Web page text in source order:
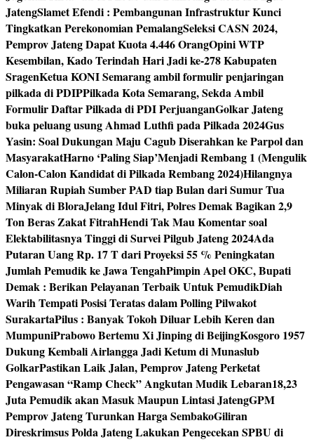
JatengSlamet Efendi : Pembangunan Infrastruktur Kunci
Tingkatkan Perekonomian PemalangSeleksi CASN 2024,
Pemprov Jateng Dapat Kuota 4.446 OrangOpini WTP
Kesembilan, Kado Terindah Hari Jadi ke-278 Kabupaten
SragenKetua KONI Semarang ambil formulir penjaringan
pilkada di PDIPPilkada Kota Semarang, Sekda Ambil
Formulir Daftar Pilkada di PDI PerjuanganGolkar Jateng
buka peluang usung Ahmad Luthfi pada Pilkada 2024Gus
Yasin: Soal Dukungan Maju Cagub Diserahkan ke Parpol dan
MasyarakatHarno ‘Paling Siap’Menjadi Rembang 1 (Mengulik
Calon-Calon Kandidat di Pilkada Rembang 2024)Hilangnya
Miliaran Rupiah Sumber PAD tiap Bulan dari Sumur Tua
Minyak di BloraJelang Idul Fitri, Polres Demak Bagikan 2,9
Ton Beras Zakat FitrahHendi Tak Mau Komentar soal
Elektabilitasnya Tinggi di Survei Pilgub Jateng 2024Ada
Putaran Uang Rp. 17 T dari Proyeksi 55 % Peningkatan
Jumlah Pemudik ke Jawa TengahPimpin Apel OKC, Bupati
Demak : Berikan Pelayanan Terbaik Untuk PemudikDiah
Warih Tempati Posisi Teratas dalam Polling Pilwakot
SurakartaPilus : Banyak Tokoh Diluar Lebih Keren dan
MumpuniPrabowo Bertemu Xi Jinping di BeijingKosgoro 1957
Dukung Kembali Airlangga Jadi Ketum di Munaslub
GolkarPastikan Laik Jalan, Pemprov Jateng Perketat
Pengawasan “Ramp Check” Angkutan Mudik Lebaran18,23
Juta Pemudik akan Masuk Maupun Lintasi JatengGPM
Pemprov Jateng Turunkan Harga SembakoGiliran
Direskrimsus Polda Jateng Lakukan Pengecekan SPBU di